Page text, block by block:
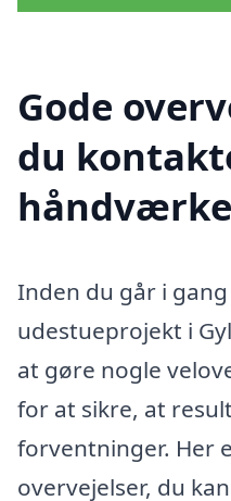
Gode
du
Inden du går i
udestueprojekt i
at gøre nogle
for at sikre, at
forventninger. Her
overvejelser, du